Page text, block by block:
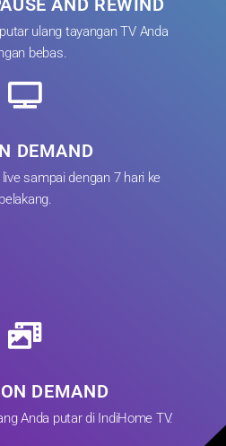
ulang tayangan TV Anda
bebas.
DEMAND
sampai dengan 7 hari ke
belakang.
DEMAND
Anda putar di IndiHome TV.